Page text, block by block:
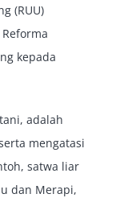
(RUU)
kepada
adalah
mengatasi
satwa liar
dan Merapi,